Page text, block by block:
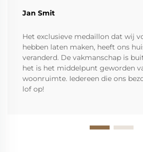
Jan Smit
Het exclusieve medaillon dat wij
hebben laten maken, heeft ons
veranderd. De vakmanschap is
het is het middelpunt geworden
woonruimte. Iedereen die ons
lof op!